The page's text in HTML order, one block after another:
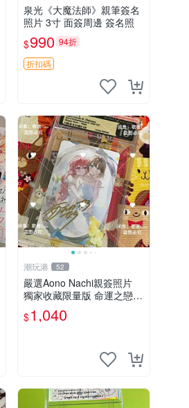
泉光《大魔法師》親筆簽名
照片 3寸 面簽周邊 簽名照
$990 94折
折扣碼
潮玩港 52
嚴選Aono Nachi親簽照片
獨家收藏限量版 命運之戀真
跡簽名 命運之戀 親簽照 愛
的告白
$1,040